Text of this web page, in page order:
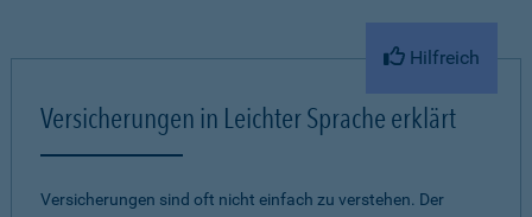
Hilfreich
Versicherungen in Leichter Sprache erklärt
Versicherungen sind oft nicht einfach zu verstehen. Der